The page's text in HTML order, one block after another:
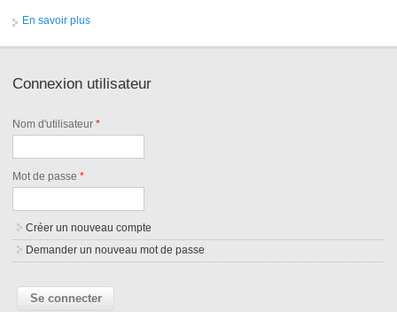
En savoir plus
Connexion utilisateur
Nom d'utilisateur*
Mot de passe*
Créer un nouveau compte
Demander un nouveau mot de passe